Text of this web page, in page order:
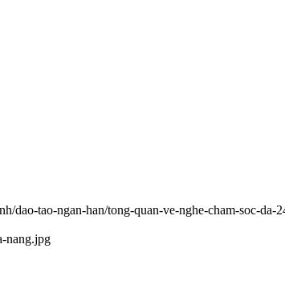
dao-tao-ngan-han/tong-quan-ve-nghe-cham-soc-da-
nang.jpg